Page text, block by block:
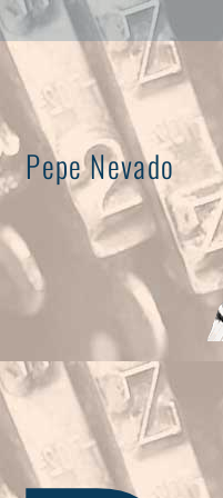
Saltar
al
contenido
Pepe Nevado